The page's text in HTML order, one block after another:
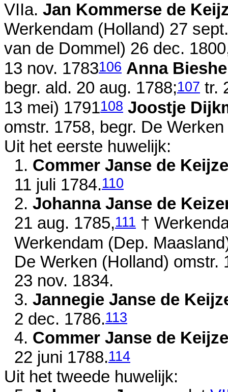
VIIa. Jan Kommerse de
Werkendam (Holland) 27
van de Dommel) 26 dec. 1800
13 nov. 1783106 Anna
begr. ald. 20 aug. 1788;107 tr.
13 mei) 1791108 Joostje
omstr. 1758, begr. De
Uit het eerste huwelijk:
1. Commer Janse de
11 juli 1784.110
2. Johanna Janse de
21 aug. 1785,111 †
Werkendam (Dep.
De Werken (Holland) omstr.
23 nov. 1834.
3. Jannegie Janse de
2 dec. 1786.113
4. Commer Janse de
22 juni 1788.114
Uit het tweede huwelijk: